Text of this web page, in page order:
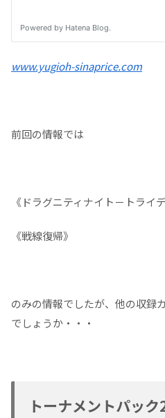
www.yugioh-sinaprice.com
前回の情報では
《ドラグニティナイト－トライ
《戦線復帰》
のみの情報でしたが、他の収録
でしょうか・・・
トーナメントパッ